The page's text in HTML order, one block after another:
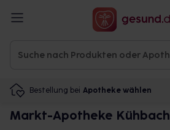
Bestellung bei Apotheke wählen
Markt-Apotheke Kühbach